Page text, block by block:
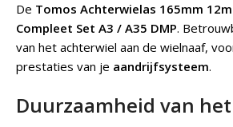
De Tomos Achterwielas 165mm
Compleet Set A3 / A35 DMP.
van het achterwiel aan de wielnaaf,
prestaties van je aandrijfsysteem.
Duurzaamheid van